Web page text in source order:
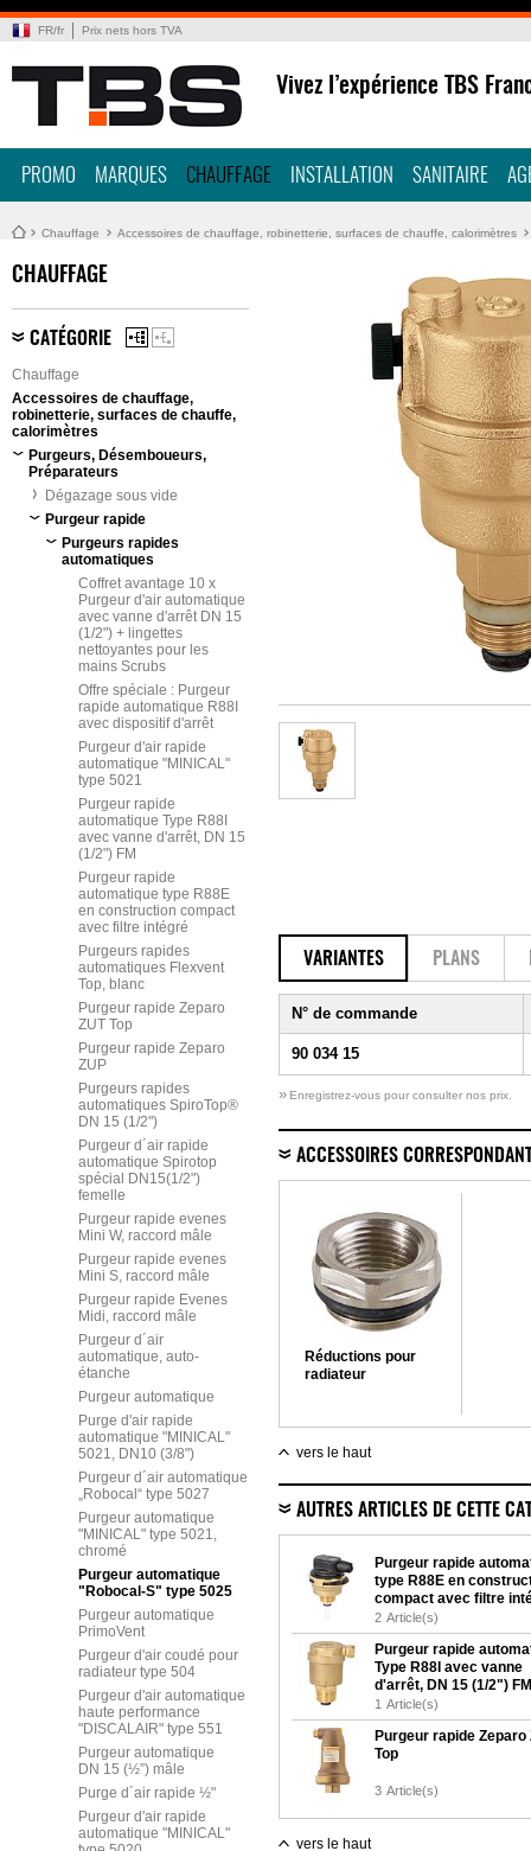
FR/fr Prix nets hors TVA
Vivez l’expérience TBS
PROMO MARQUES CHAUFFAGE INSTALLATION SANITAIRE
Chauffage Accessoires de chauffage, robinetterie, surfaces de chauffe, calorimètres
CHAUFFAGE
CATÉGORIE
Chauffage
Accessoires de chauffage,
robinetterie, surfaces de chauffe,
calorimètres
Purgeurs, Désemboueurs,
Préparateurs
Dégazage sous vide
Purgeur rapide
Purgeurs rapides
automatiques
Coffret avantage 10 x
Purgeur d'air automatique
avec vanne d'arrêt DN 15
(1/2") + lingettes
nettoyantes pour les
mains Scrubs
Offre spéciale : Purgeur
rapide automatique R88I
avec dispositif d'arrêt
Purgeur d'air rapide
automatique "MINICAL"
type 5021
Purgeur rapide
automatique Type R88I
avec vanne d'arrêt, DN 15
(1/2") FM
Purgeur rapide
automatique type R88E
en construction compact
avec filtre intégré
Purgeurs rapides
automatiques Flexvent
Top, blanc
Purgeur rapide Zeparo
ZUT Top
Purgeur rapide Zeparo
ZUP
Purgeurs rapides
automatiques SpiroTop®
DN 15 (1/2")
Purgeur d´air rapide
automatique Spirotop
spécial DN15(1/2")
femelle
Purgeur rapide evenes
Mini W, raccord mâle
Purgeur rapide evenes
Mini S, raccord mâle
Purgeur rapide Evenes
Midi, raccord mâle
Purgeur d´air
automatique, auto-
étanche
Purgeur automatique
Purge d'air rapide
automatique "MINICAL"
5021, DN10 (3/8")
Purgeur d´air automatique
„Robocal“ type 5027
Purgeur automatique
"MINICAL" type 5021,
chromé
Purgeur automatique
"Robocal-S" type 5025
Purgeur automatique
PrimoVent
Purgeur d'air coudé pour
radiateur type 504
Purgeur d'air automatique
haute performance
"DISCALAIR" type 551
Purgeur automatique
DN 15 (½”) mâle
Purge d´air rapide ½"
Purgeur d'air rapide
automatique "MINICAL"
VARIANTES PLANS
N° de commande
90 034 15
» Enregistrez-vous pour consulter nos prix.
ACCESSOIRES
Réductions pour
radiateur
vers le haut
AUTRES ARTICLES DE CETTE
Purgeur rapide
type R88E en
compact avec filtre
2 Article(s)
Purgeur rapide
Type R88I avec vanne
d'arrêt, DN 15 (1/2") FM
1 Article(s)
Purgeur rapide Zeparo
Top
3 Article(s)
vers le haut